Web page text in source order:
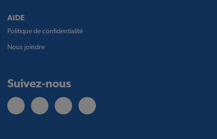
AIDE
Politique de confidentialité
Nous joindre
Suivez-nous